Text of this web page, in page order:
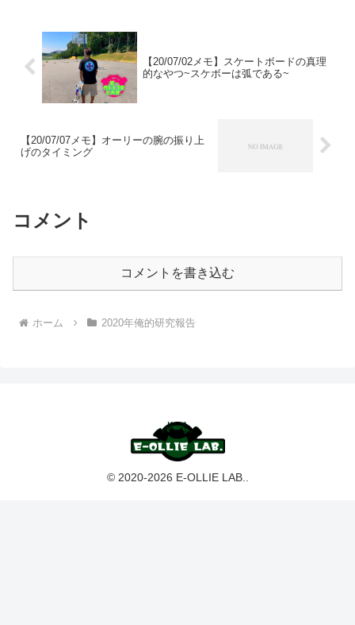
【20/07/02メモ】スケートボードの真理
的なやつ~スケボーは弧である~
【20/07/07メモ】オーリーの腕の振り上
げのタイミング
コメント
コメントを書き込む
ホーム 2020年俺的研究報告
© 2020-2026 E-OLLIE LAB..